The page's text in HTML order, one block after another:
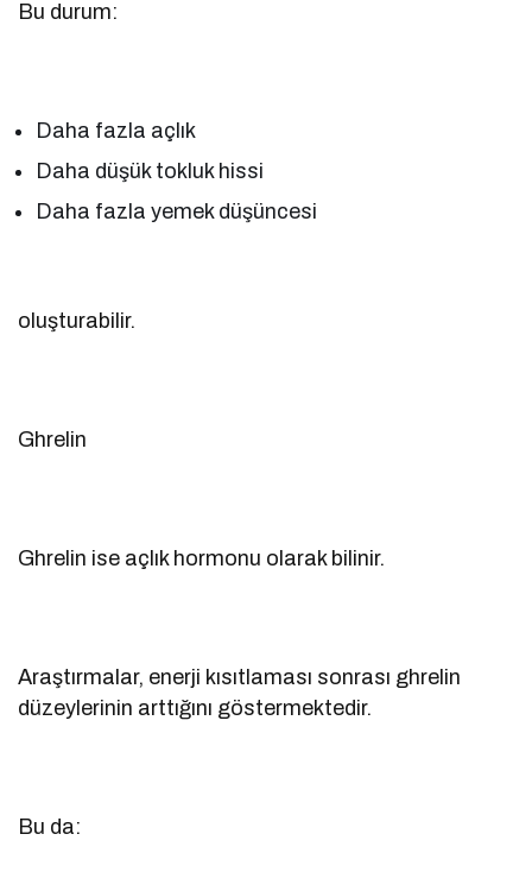
Bu durum:
Daha fazla açlık
Daha düşük tokluk hissi
Daha fazla yemek düşüncesi
oluşturabilir.
Ghrelin
Ghrelin ise açlık hormonu olarak bilinir.
Araştırmalar, enerji kısıtlaması sonrası ghrelin
düzeylerinin arttığını göstermektedir.
Bu da: